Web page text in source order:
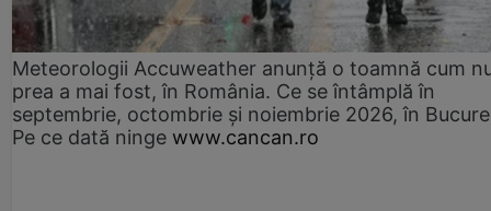
Meteorologii Accuweather anunță o toamnă cum
prea a mai fost, în România. Ce se întâmplă în
septembrie, octombrie și noiembrie 2026, în
Pe ce dată ninge www.cancan.ro